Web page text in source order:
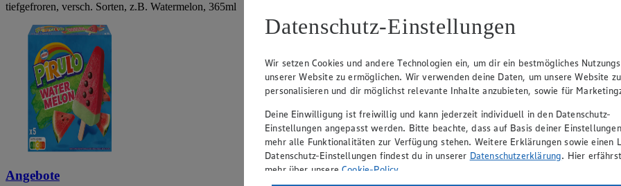
tiefgefroren, versch. Sorten, z.B. Watermelon, 365ml
Angebote
Datenschutz-Einstellungen
Wir setzen Cookies und andere Technologien ein, um dir ein bestmögliches
unserer Website zu ermöglichen. Wir verwenden deine Daten, um unsere Website zu
personalisieren und dir möglichst relevante Inhalte anzubieten, sowie für
Deine Einwilligung ist freiwillig und kann jederzeit individuell in den Datenschutz-
Einstellungen angepasst werden. Bitte beachte, dass auf Basis deiner
mehr alle Funktionalitäten zur Verfügung stehen. Weitere Erklärungen sowie einen
Datenschutz-Einstellungen findest du in unserer Datenschutzerklärung. Hier
mehr über unsereCookie-Policy.